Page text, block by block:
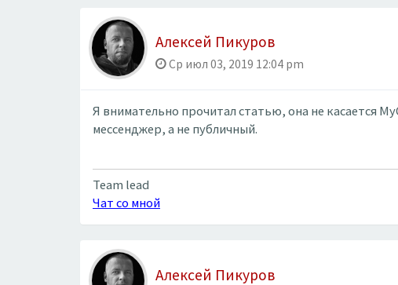
Алексей Пикуров
Ср июл 03, 2019 12:04 pm
Я внимательно прочитал статью, она не касается
мессенджер, а не публичный.
Team lead
Чат со мной
Алексей Пикуров